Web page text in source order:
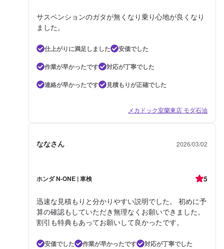
サスペンションのガタが無くなり乗り心地が良くなり
ました。
仕上がりに満足しました
安価でした
作業が早かったです
対応が丁寧でした
連絡が早かったです
見積もりが正確でした
メカドック室蘭東店 モダ石油
ななさん 2026/03/02
ホンダ N-ONE | 車検 5
迅速な見積もりと分かりやすい説明でした。 初めに予
算の確認もしていただき無理なくお願いできました。
割引も特典もあってお願いして良かったです。
安価でした 作業が早かったです
対応が丁寧でした